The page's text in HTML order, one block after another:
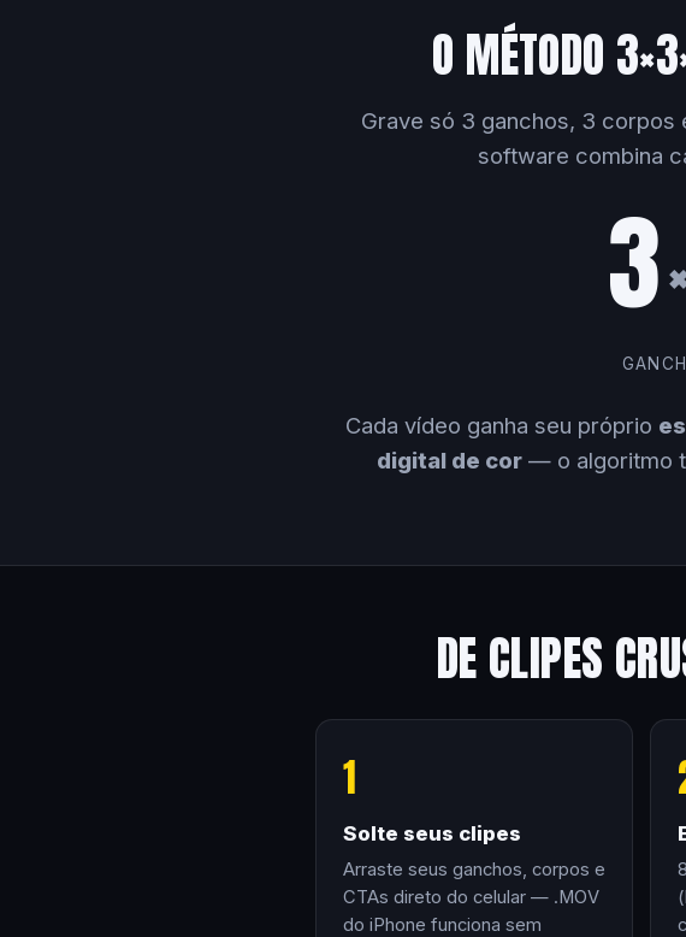
O MÉTODO
Grave só 3 ganchos, 3
software combina
3
Cada vídeo ganha seu próprio
digital de cor — o algoritmo
DE CLIPES
1
Solte seus clipes
Arraste seus ganchos, corpos e
CTAs direto do celular — .MOV
do iPhone funciona sem